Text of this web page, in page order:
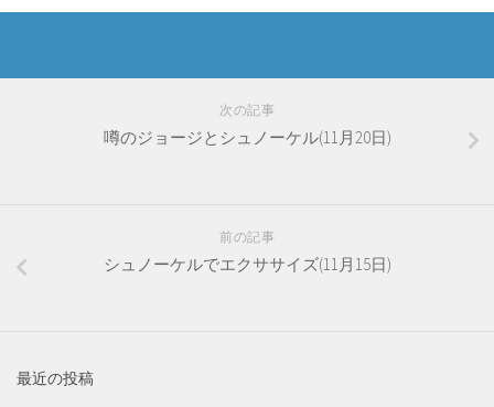
次の記事
噂のジョージとシュノーケル(11月20日)
前の記事
シュノーケルでエクササイズ(11月15日)
最近の投稿